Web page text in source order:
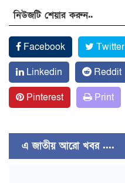
নিউজটি শেয়ার করুন..
Facebook Twitter
Linkedin
Reddit
Pinterest
Print
এ জাতীয় আরো খবর ....